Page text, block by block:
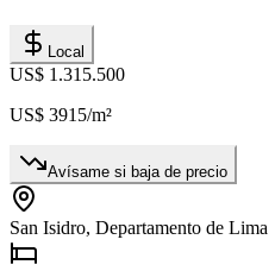
Local
US$ 1.315.500
US$ 3915/m²
Avísame si baja de precio
San Isidro, Departamento de Lima